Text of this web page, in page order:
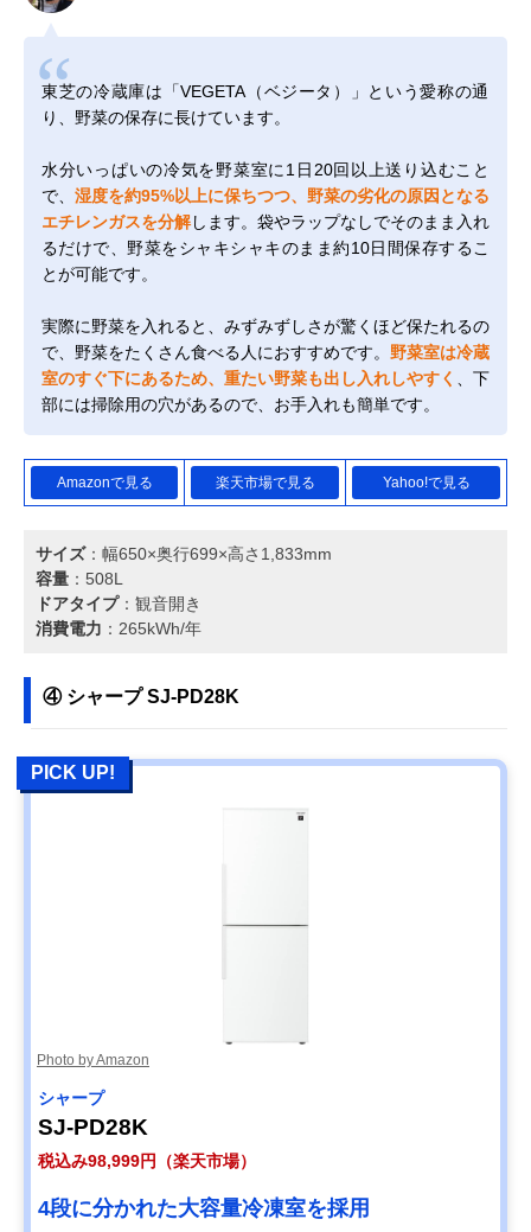
東芝の冷蔵庫は「VEGETA（ベジータ）」という愛称の通
り、野菜の保存に長けています。
水分いっぱいの冷気を野菜室に1日20回以上送り込むこと
で、 湿度を約95%以上に保ちつつ、野菜の劣化の原因となる
エチレンガスを分解します。袋やラップなしでそのまま入れ
るだけで、野菜をシャキシャキのまま約10日間保存するこ
とが可能です。
実際に野菜を入れると、みずみずしさが驚くほど保たれるの
で、野菜をたくさん食べる人におすすめです。 野菜室は冷蔵
室のすぐ下にあるため、重たい野菜も出し入れしやすく 、下
部には掃除用の穴があるので、お手入れも簡単です。
Amazonで見る 楽天市場で見る Yahoo!で見る
サイズ：幅650×奥行699×高さ1,833mm
容量 ：508L
ドアタイプ：観音開き
消費電力 ：265kWh/年
④ シャープ SJ-PD28K
PICK UP!
Photo by Amazon
シャープ
SJ-PD28K
税込み98,999円（楽天市場）
4段に分かれた大容量冷凍室を採用